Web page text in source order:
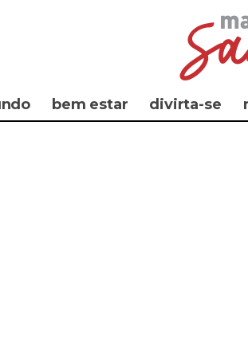
bem estar divirta-se